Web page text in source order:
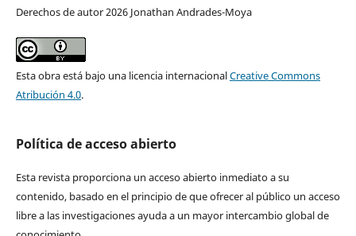
Derechos de autor 2026 Jonathan Andrades-Moya
Esta obra está bajo una licencia internacionalCreative Commons
Atribución 4.0.
Política de acceso abierto
Esta revista proporciona un acceso abierto inmediato a su
contenido, basado en el principio de que ofrecer al público un acceso
libre a las investigaciones ayuda a un mayor intercambio global de